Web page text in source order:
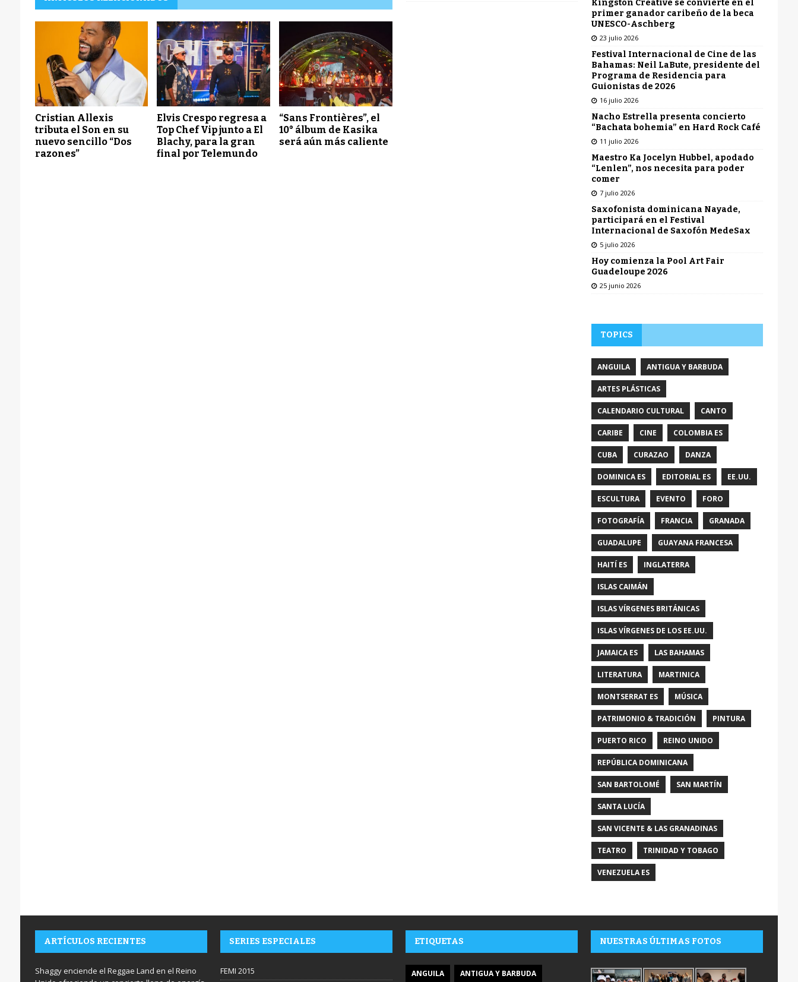
d
i
s
d
e
f
l
e
c
h
a
a
r
Cristian Allexis
tributa el Son en su
nuevo sencillo “Dos
razones”
Elvis Crespo regresa a
Top Chef Vip junto a El
Blachy, para la gran
final por Telemundo
“Sans Frontières”, el
10° álbum de Kasika
será aún más caliente
Kingston Creative se convierte en el
primer ganador caribeño de la beca
UNESCO-Aschberg
23 julio 2026
Festival Internacional de Cine de las
Bahamas: Neil LaBute, presidente del
Programa de Residencia para
Guionistas de 2026
16 julio 2026
Nacho Estrella presenta concierto
“Bachata bohemia” en Hard Rock Café
11 julio 2026
Maestro Ka Jocelyn Hubbel, apodado
“Lenlen”, nos necesita para poder
comer
7 julio 2026
Saxofonista dominicana Nayade,
participará en el Festival
Internacional de Saxofón MedeSax
5 julio 2026
Hoy comienza la Pool Art Fair
Guadeloupe 2026
25 junio 2026
TOPICS
ANGUILA ANTIGUA Y BARBUDA
ARTES PLÁSTICAS
CALENDARIO CULTURAL CANTO
CARIBE CINE COLOMBIA ES
CUBA CURAZAO DANZA
DOMINICA ES EDITORIAL ES EE.UU.
ESCULTURA EVENTO FORO
FOTOGRAFÍA FRANCIA GRANADA
GUADALUPE GUAYANA FRANCESA
HAITÍ ES INGLATERRA
ISLAS CAIMÁN
ISLAS VÍRGENES BRITÁNICAS
ISLAS VÍRGENES DE LOS EE.UU.
JAMAICA ES LAS BAHAMAS
LITERATURA MARTINICA
MONTSERRAT ES MÚSICA
PATRIMONIO & TRADICIÓN PINTURA
PUERTO RICO REINO UNIDO
REPÚBLICA DOMINICANA
SAN BARTOLOMÉ SAN MARTÍN
SANTA LUCÍA
SAN VICENTE & LAS GRANADINAS
TEATRO TRINIDAD Y TOBAGO
VENEZUELA ES
ARTÍCULOS RECIENTES
Shaggy enciende el Reggae Land en el Reino
SERIES ESPECIALES
FEMI 2015
ETIQUETAS
ANGUILA ANTIGUA Y BARBUDA
NUESTRAS ÚLTIMAS FOTOS